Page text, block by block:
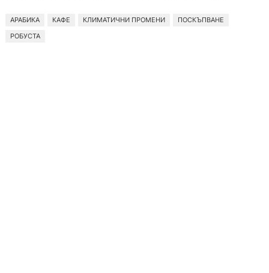
АРАБИКА КАФЕ КЛИМАТИЧНИ ПРОМЕНИ
ПОСКЪПВАНЕ
РОБУСТА